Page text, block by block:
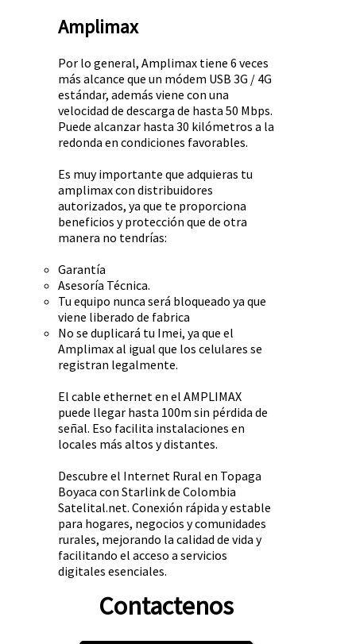
Amplimax
Por lo general, Amplimax tiene 6 veces
más alcance que un módem USB 3G / 4G
estándar, además viene con una
velocidad de descarga de hasta 50 Mbps.
Puede alcanzar hasta 30 kilómetros a la
redonda en condiciones favorables.
Es muy importante que adquieras tu
amplimax con distribuidores
autorizados, ya que te proporciona
beneficios y protección que de otra
manera no tendrías:
Garantía
Asesoría Técnica.
Tu equipo nunca será bloqueado ya que
viene liberado de fabrica
No se duplicará tu Imei, ya que el
Amplimax al igual que los celulares se
registran legalmente.
El cable ethernet en el AMPLIMAX
puede llegar hasta 100m sin pérdida de
señal. Eso facilita instalaciones en
locales más altos y distantes.
Descubre el Internet Rural en Topaga
Boyaca con Starlink de Colombia
Satelital.net. Conexión rápida y estable
para hogares, negocios y comunidades
rurales, mejorando la calidad de vida y
facilitando el acceso a servicios
digitales esenciales.
Contactenos